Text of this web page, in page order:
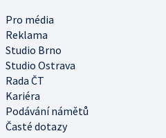
Pro média
Reklama
Studio Brno
Studio Ostrava
Rada ČT
Kariéra
Podávání námětů
Časté dotazy